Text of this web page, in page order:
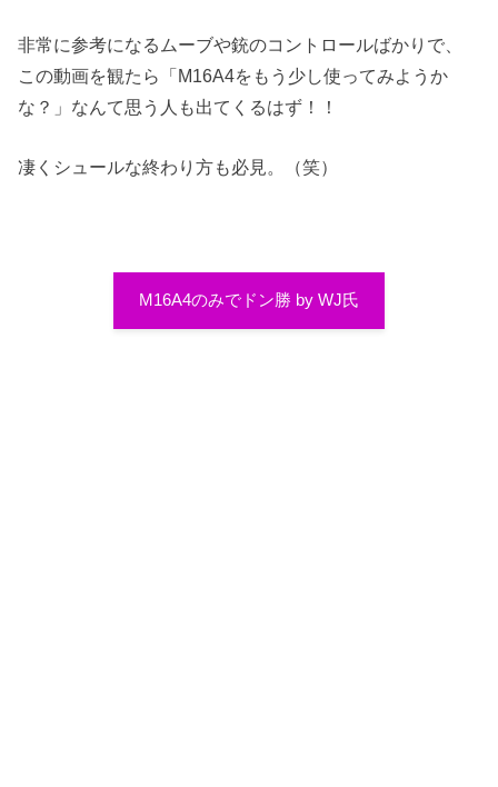
非常に参考になるムーブや銃のコントロールばかりで、
この動画を観たら「M16A4をもう少し使ってみようか
な？」なんて思う人も出てくるはず！！
凄くシュールな終わり方も必見。（笑）
M16A4のみでドン勝 by WJ氏